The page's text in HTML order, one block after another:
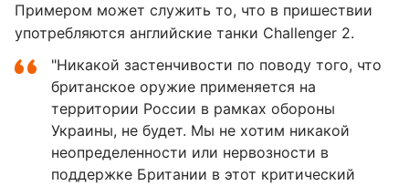
Примером может служить то, что в пришествии
употребляются английские танки Challenger 2.
"Никакой застенчивости по поводу того, что
британское оружие применяется на
территории России в рамках обороны
Украины, не будет. Мы не хотим никакой
неопределенности или нервозности в
поддержке Британии в этот критический